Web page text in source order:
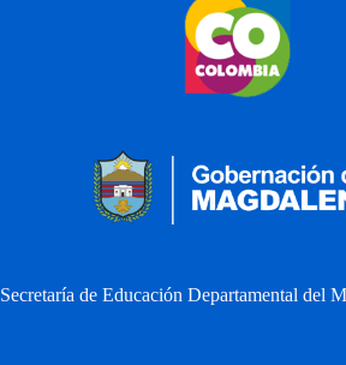
Secretaría de Educación Departamental del